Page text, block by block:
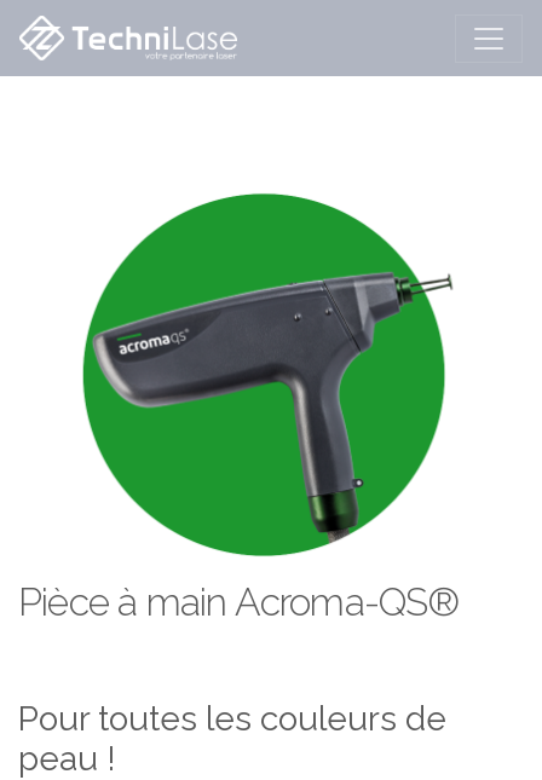
Pièce à main Acroma-QS®
Pour toutes les couleurs de
peau !